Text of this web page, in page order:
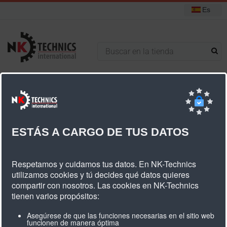
Es
+31 (0) 314 393751
Poleas dentadas estándar
Poleas dentadas H
H (1/2") Ancho De Correa 38,1mm
CantidadTipoMat.Descripción
dk db dn dv b1 B
ESTÁS A CARGO DE TUS DATOS
Respetamos y cuidamos tus datos. En NK-Technics
utilizamos cookies y tú decides qué datos quieres
compartir con nosotros. Las cookies en NK-Technics
tienen varios propósitos:
Asegúrese de que las funciones necesarias en el sitio web
funcionen de manera óptima